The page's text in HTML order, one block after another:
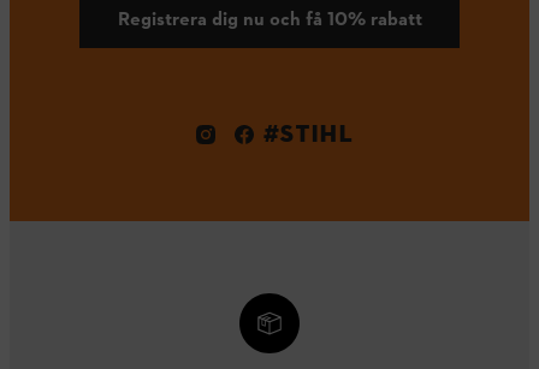
Registrera dig nu och få 10% rabatt
#STIHL